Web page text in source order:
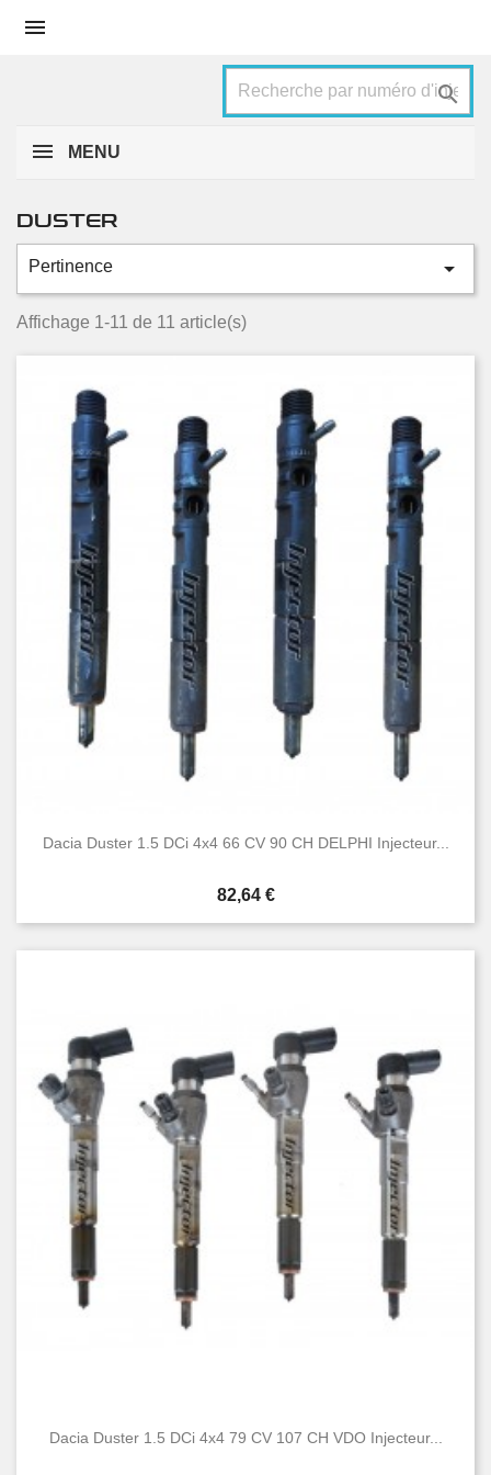


MENU
1.5 dCi
2
Condition
Nouveau 5 Occasion
DUSTER
Pertinence 
Affichage 1-11 de 11 article(s)
Dacia Duster 1.5 DCi 4x4 66 CV 90 CH DELPHI Injecteur...
Prix
82,64 €
Dacia Duster 1.5 DCi 4x4 79 CV 107 CH VDO Injecteur...